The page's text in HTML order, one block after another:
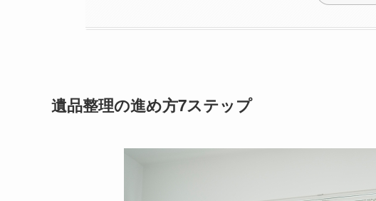
遺品整理の進め方7ステップ